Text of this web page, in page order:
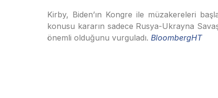
Kirby, Biden’ın Kongre ile müzakereleri
konusu kararın sadece Rusya-Ukrayna
önemli olduğunu vurguladı. BloombergHT